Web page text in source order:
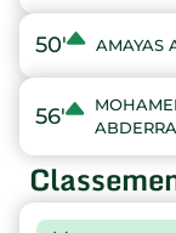
50' AMAYAS
56'